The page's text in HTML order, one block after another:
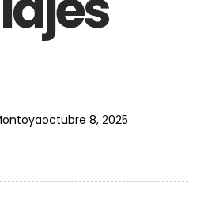
octubre 8, 2025